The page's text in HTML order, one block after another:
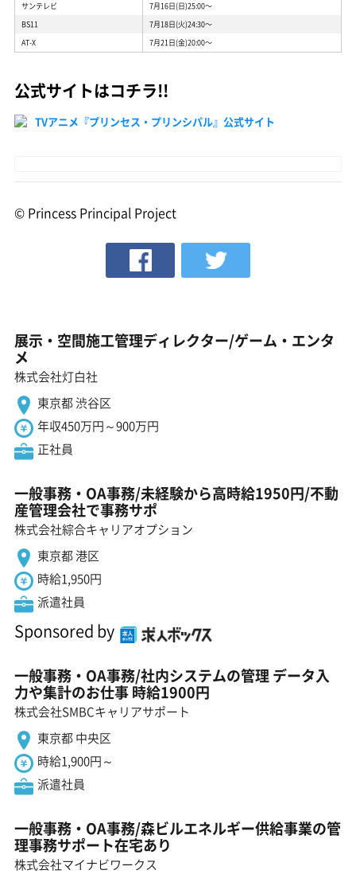
サンテレビ
7月16日(日)25:00〜
BS11
7月18日(火)24:30〜
AT-X
7月21日(金)20:00〜
公式サイトはコチラ!!
TVアニメ『プリンセス・プリンシパル』公式サイト
© Princess Principal Project
展示・空間施工管理ディレクター/ゲーム・エンタ
メ
株式会社灯白社
東京都 渋谷区
年収450万円～900万円
正社員
一般事務・OA事務/未経験から高時給1950円/不動
産管理会社で事務サポ
株式会社綜合キャリアオプション
東京都 港区
時給1,950円
派遣社員
Sponsored by
一般事務・OA事務/社内システムの管理 データ入
力や集計のお仕事 時給1900円
株式会社SMBCキャリアサポート
東京都 中央区
時給1,900円～
派遣社員
一般事務・OA事務/森ビルエネルギー供給事業の管
理事務サポート在宅あり
株式会社マイナビワークス